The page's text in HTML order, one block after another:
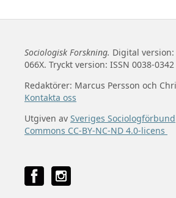
Sociologisk Forskning. Digital version:
066X. Tryckt version: ISSN 0038-0342
Redaktörer: Marcus Persson och
Kontakta oss
Utgiven av Sveriges Sociologförbund
Commons CC-BY-NC-ND 4.0-licens